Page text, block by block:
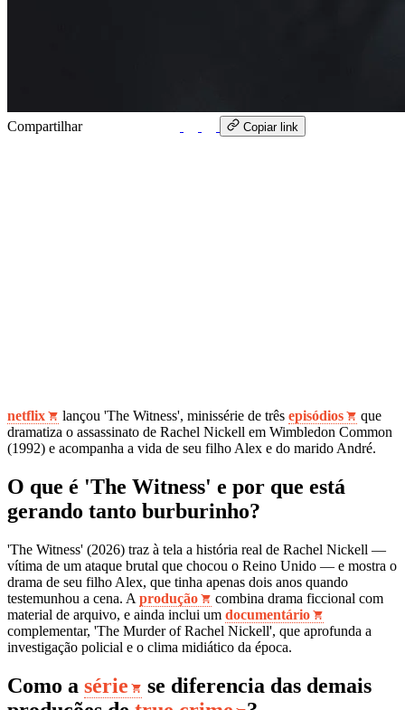
Compartilhar Copiar link
netflix lançou 'The Witness', minissérie de três episódios
que
dramatiza o assassinato de Rachel Nickell em Wimbledon Common
(1992) e acompanha a vida de seu filho Alex e do marido André.
O que é 'The Witness' e por que está
gerando tanto burburinho?
'The Witness' (2026) traz à tela a história real de Rachel Nickell —
vítima de um ataque brutal que chocou o Reino Unido — e mostra o
drama de seu filho Alex, que tinha apenas dois anos quando
testemunhou a cena. A produção
combina drama ficcional com
material de arquivo, e ainda inclui um documentário
complementar, 'The Murder of Rachel Nickell', que aprofunda a
investigação policial e o clima midiático da época.
Como a série
se diferencia das demais